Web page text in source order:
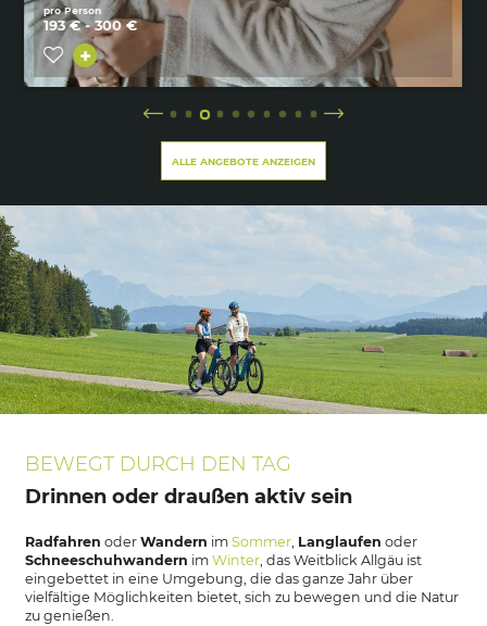
pro Person
193 € - 300 €
ALLE ANGEBOTE ANZEIGEN
BEWEGT DURCH DEN TAG
Drinnen oder draußen aktiv sein
Radfahren oder Wandern im Sommer, Langlaufen oder
Schneeschuhwandern im Winter, das Weitblick Allgäu ist
eingebettet in eine Umgebung, die das ganze Jahr über
vielfältige Möglichkeiten bietet, sich zu bewegen und die Natur
zu genießen.